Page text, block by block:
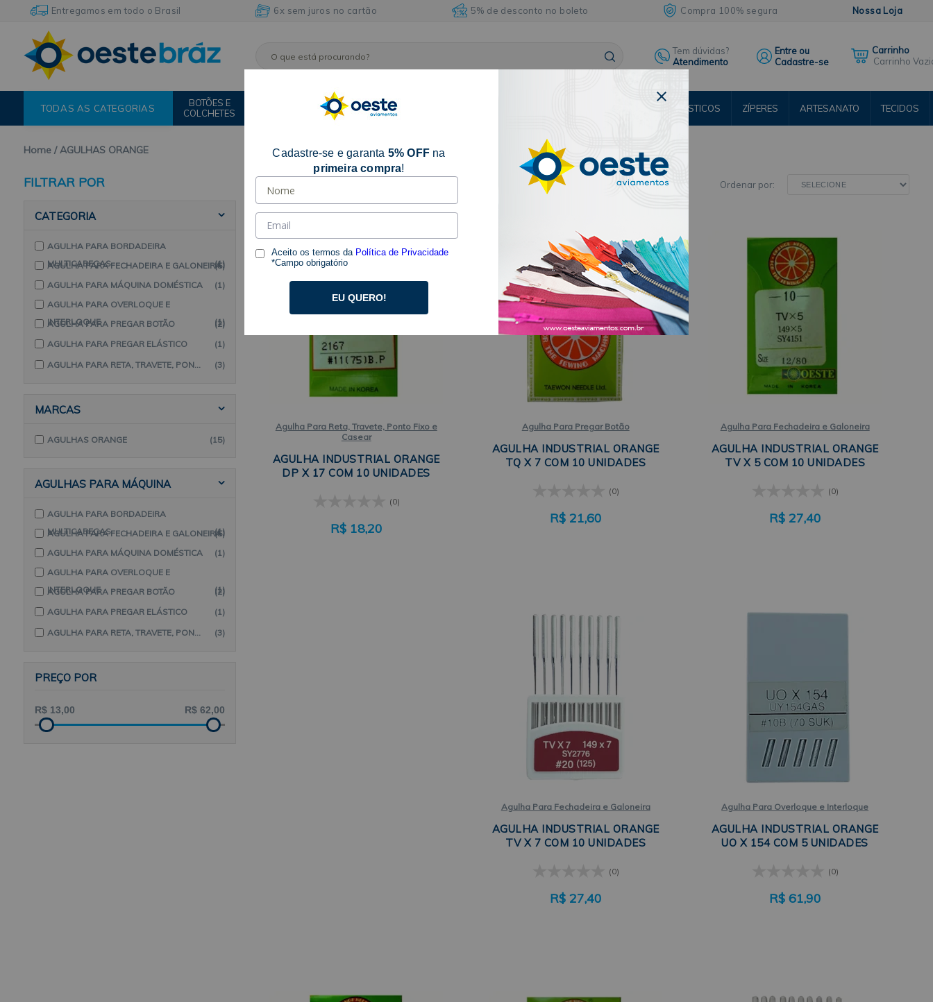
Entregamos em todo o Brasil 6x sem juros no cartão 5% de desconto no boleto Compra 100% segura Nossa Loja
Tem dúvidas?
Atendimento
Entre ou
Cadastre-se
Carrinho
TODAS AS CATEGORIAS
BOTÕES E
COLCHETES
FITAS
ARMARINHOS
E
ACESSÓRIOS
ELÁSTICOS ZÍPERES ARTESANATO TECIDOS
Home AGULHAS ORANGE
FILTRAR POR
CATEGORIA
AGULHA PARA BORDADEIRA
MULTICABEÇAS
(1)
AGULHA PARA FECHADEIRA E GALONEIRA
(5)
AGULHA PARA MÁQUINA DOMÉSTICA
(1)
AGULHA PARA OVERLOQUE E
INTERLOQUE
(1)
AGULHA PARA PREGAR BOTÃO
(2)
AGULHA PARA PREGAR ELÁSTICO
(1)
(3)
MARCAS
AGULHAS ORANGE (15)
AGULHAS PARA MÁQUINA
AGULHA PARA BORDADEIRA
MULTICABEÇAS
(1)
AGULHA PARA FECHADEIRA E GALONEIRA
(5)
AGULHA PARA MÁQUINA DOMÉSTICA
(1)
AGULHA PARA OVERLOQUE E
INTERLOQUE
(1)
AGULHA PARA PREGAR BOTÃO
(2)
AGULHA PARA PREGAR ELÁSTICO
(1)
(3)
PREÇO POR
Ordenar por:
Agulha Para Reta, Travete, Ponto Fixo e
Casear
AGULHA INDUSTRIAL ORANGE
DP X 17 COM 10 UNIDADES
(0)
R$ 18,20
Agulha Para Pregar Botão
AGULHA INDUSTRIAL ORANGE
TQ X 7 COM 10 UNIDADES
(0)
R$ 21,60
Agulha Para Fechadeira e Galoneira
AGULHA INDUSTRIAL ORANGE
TV X 5 COM 10 UNIDADES
(0)
R$ 27,40
Agulha Para Fechadeira e Galoneira
AGULHA INDUSTRIAL ORANGE
TV X 7 COM 10 UNIDADES
(0)
R$ 27,40
Agulha Para Overloque e Interloque
AGULHA INDUSTRIAL ORANGE
UO X 154 COM 5 UNIDADES
(0)
R$ 61,90
Cadastre-se e garanta 5% OFF na
primeira compra!
Aceito os termos da Política de Privacidade
*Campo obrigatório
EU QUERO!